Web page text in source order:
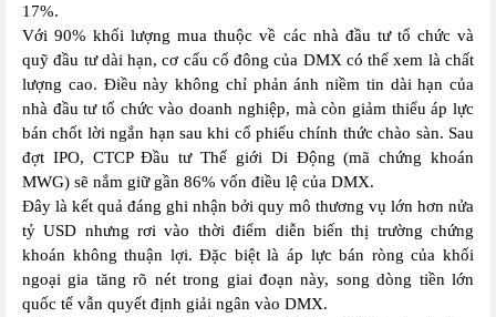
17%.
Với 90% khối lượng mua thuộc về các nhà đầu tư tổ chức và
quỹ đầu tư dài hạn, cơ cấu cổ đông của DMX có thể xem là chất
lượng cao. Điều này không chỉ phản ánh niềm tin dài hạn của
nhà đầu tư tổ chức vào doanh nghiệp, mà còn giảm thiểu áp lực
bán chốt lời ngắn hạn sau khi cổ phiếu chính thức chào sàn. Sau
đợt IPO, CTCP Đầu tư Thế giới Di Động (mã chứng khoán
MWG) sẽ nắm giữ gần 86% vốn điều lệ của DMX.
Đây là kết quả đáng ghi nhận bởi quy mô thương vụ lớn hơn nửa
tỷ USD nhưng rơi vào thời điểm diễn biến thị trường chứng
khoán không thuận lợi. Đặc biệt là áp lực bán ròng của khối
ngoại gia tăng rõ nét trong giai đoạn này, song dòng tiền lớn
quốc tế vẫn quyết định giải ngân vào DMX.